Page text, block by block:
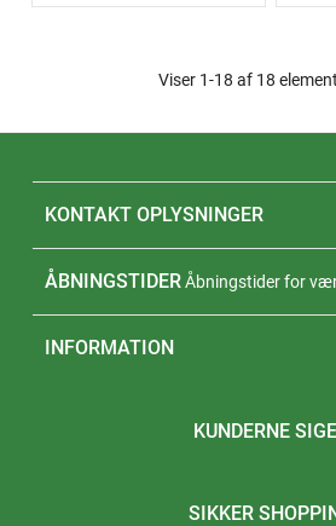
Viser 1-18 af 18
KONTAKT OPLYSNINGER
ÅBNINGSTIDER Åbningstider for
INFORMATION
KUNDERNE
SIKKER